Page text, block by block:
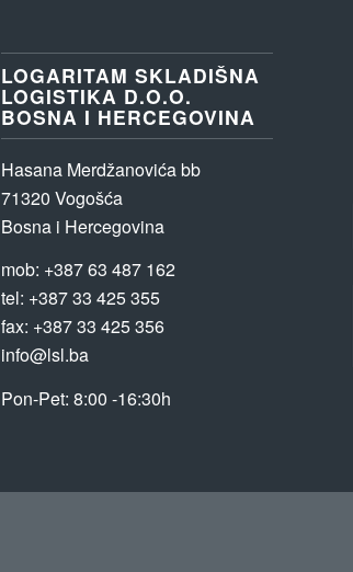
LOGARITAM SKLADIŠNA
LOGISTIKA D.O.O.
BOSNA I HERCEGOVINA
Hasana Merdžanovića bb
71320 Vogošća
Bosna i Hercegovina
mob: +387 63 487 162
tel: +387 33 425 355
fax: +387 33 425 356
info@lsl.ba
Pon-Pet: 8:00 -16:30h